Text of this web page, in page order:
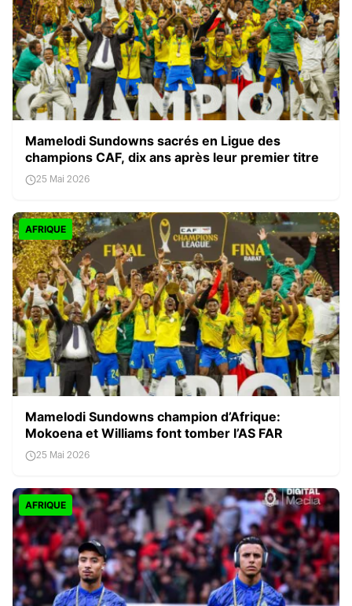
Mamelodi Sundowns sacrés en Ligue des
champions CAF, dix ans après leur premier titre
25 Mai 2026
AFRIQUE
Mamelodi Sundowns champion d’Afrique:
Mokoena et Williams font tomber l’AS FAR
25 Mai 2026
AFRIQUE